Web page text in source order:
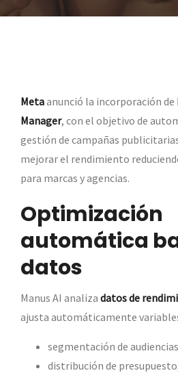
Metaanunció la incorporación de
Manager, con el objetivo de
gestión de campañas
mejorar el rendimiento
para marcas y agencias.
Optimización
automática
datos
Manus AI analiza datos de
ajusta automáticamente
segmentación de
distribución de